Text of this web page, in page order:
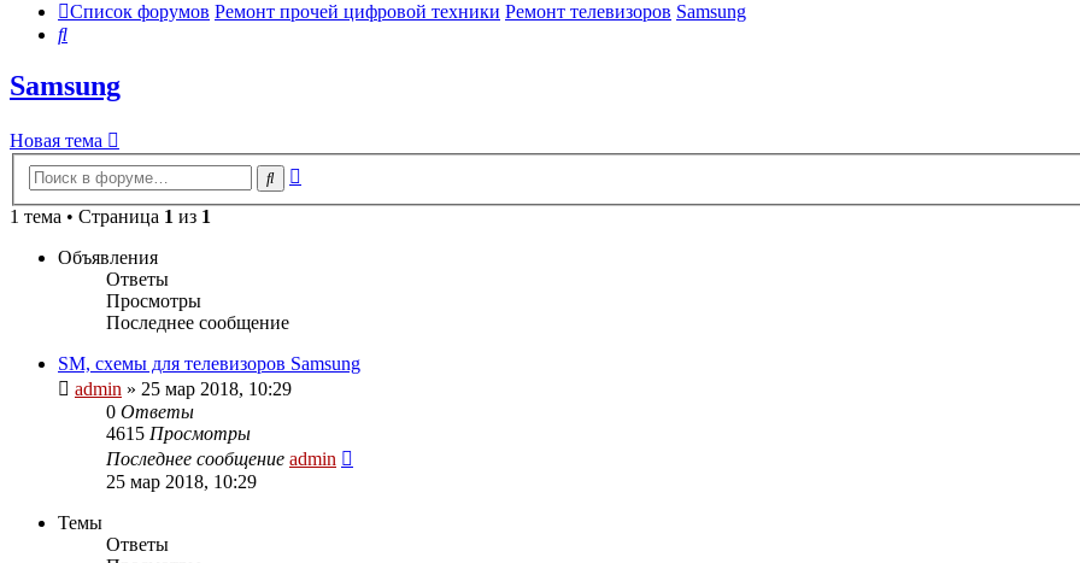
Список форумов Ремонт прочей цифровой техники Ремонт телевизоров Samsung
Поиск
Samsung
Новая
тема
Новая тема
Поиск
1 тема • Страница 1 из 1
Объявления
Ответы
Просмотры
Последнее сообщение
SM, схемы для телевизоров Samsung
admin » 25 мар 2018, 10:29
0 Ответы
4615 Просмотры
Последнее сообщение admin
25 мар 2018, 10:29
Темы
Ответы